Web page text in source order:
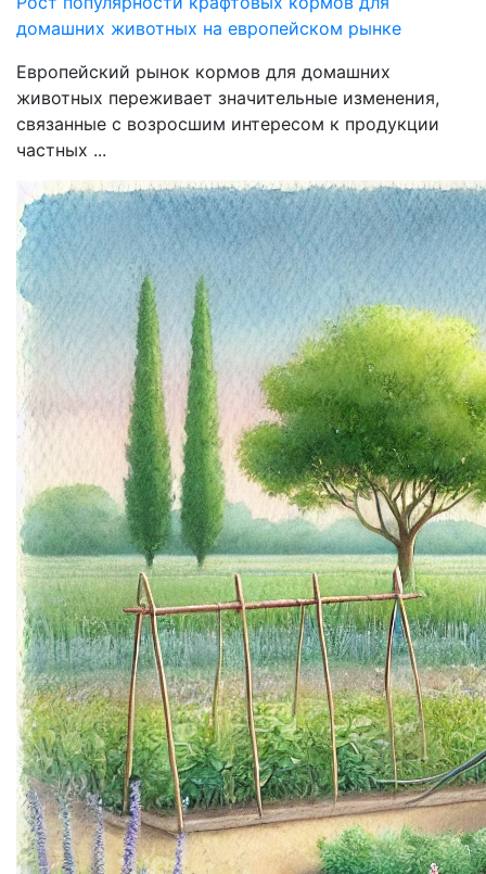
домашних животных на европейском рынке
Европейский рынок кормов для домашних
животных переживает значительные изменения,
связанные с возросшим интересом к продукции
частных ...